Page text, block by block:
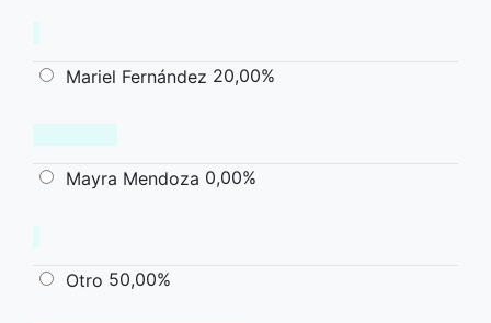
Mariel Fernández 20,00%
Mayra Mendoza 0,00%
Otro 50,00%